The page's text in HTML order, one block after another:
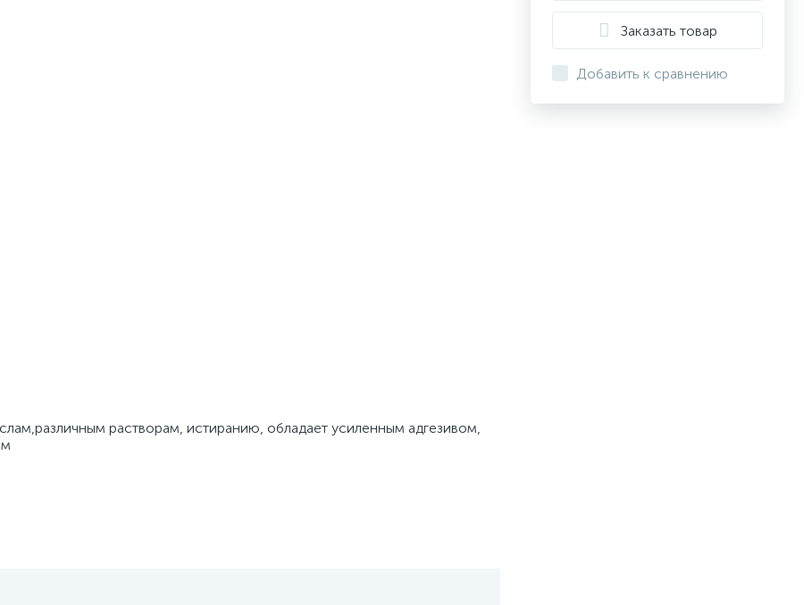
растворам, истиранию, обладает усиленным адгезивом,
Заказать товар
Добавить к сравнению